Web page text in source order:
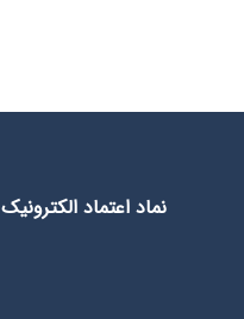
نماد اعتماد الکترونیک